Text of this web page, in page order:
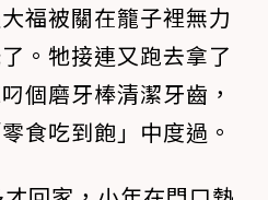
福被關在籠子裡無力
。牠接連又跑去拿了
個磨牙棒清潔牙齒，
食吃到飽」中度過。